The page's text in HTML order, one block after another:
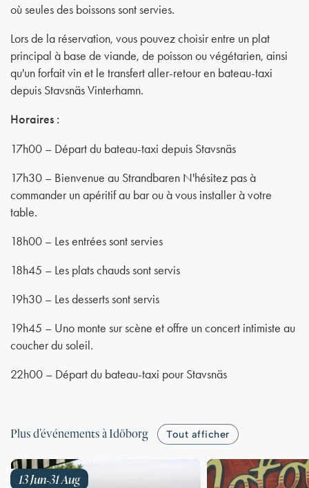
où seules des boissons sont servies.
Lors de la réservation, vous pouvez choisir entre un plat
principal à base de viande, de poisson ou végétarien, ainsi
qu'un forfait vin et le transfert aller-retour en bateau-taxi
depuis Stavsnäs Vinterhamn.
Horaires :
17h00 – Départ du bateau-taxi depuis Stavsnäs
17h30 – Bienvenue au Strandbaren N'hésitez pas à
commander un apéritif au bar ou à vous installer à votre
table.
18h00 – Les entrées sont servies
18h45 – Les plats chauds sont servis
19h30 – Les desserts sont servis
19h45 – Uno monte sur scène et offre un concert intimiste au
coucher du soleil.
22h00 – Départ du bateau-taxi pour Stavsnäs
Plus d'événements à Idöborg Tout afficher
13 Jun-31 Aug